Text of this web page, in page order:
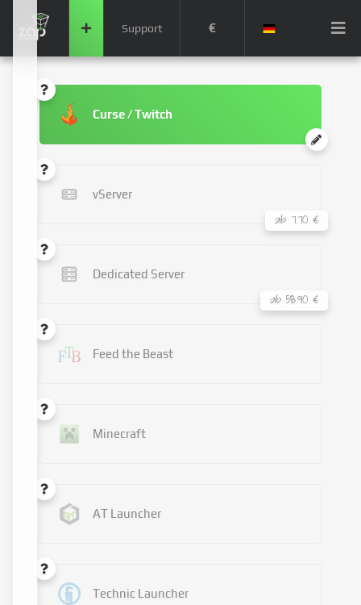
Support €
Curse / Twitch
vServer
ab 7.70 €
Dedicated Server
ab 58.90 €
Feed the Beast
Minecraft
AT Launcher
Technic Launcher